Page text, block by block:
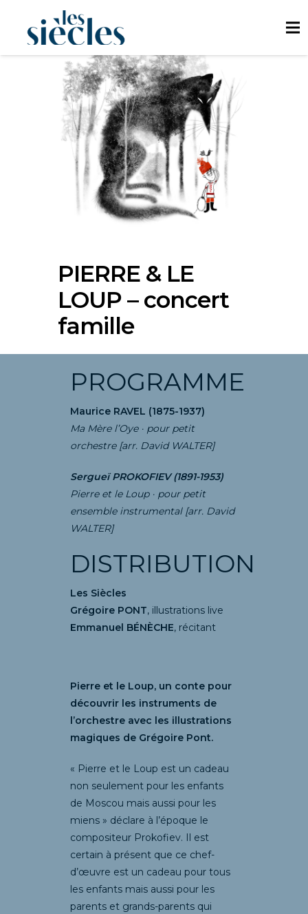
PIERRE & LE
LOUP – concert
famille
PROGRAMME
Maurice RAVEL (1875-1937)
Ma Mère l’Oye · pour petit
orchestre [arr. David WALTER]
Sergueï PROKOFIEV (1891-1953)
Pierre et le Loup · pour petit
ensemble instrumental [arr. David
WALTER]
DISTRIBUTION
Les Siècles
Grégoire PONT, illustrations live
Emmanuel BÉNÈCHE, récitant
Pierre et le Loup, un conte pour
découvrir les instruments de
l’orchestre avec les illustrations
magiques de Grégoire Pont.
« Pierre et le Loup est un cadeau
non seulement pour les enfants
de Moscou mais aussi pour les
miens » déclare à l’époque le
compositeur Prokofiev. Il est
certain à présent que ce chef-
d’œuvre est un cadeau pour tous
les enfants mais aussi pour les
parents et grands-parents qui